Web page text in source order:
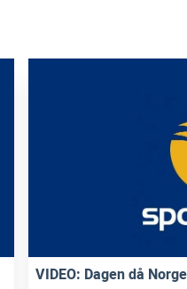
VIDEO: Dagen då